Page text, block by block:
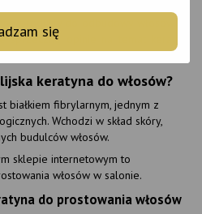
się
. W
sprzeczne opinie na temat keratyn,
bliżej.
keratyna do włosów?
białkiem fibrylarnym, jednym z
Wchodzi w skład skóry,
budulców włosów.
sklepie internetowym to
włosów w salonie.
do prostowania włosów